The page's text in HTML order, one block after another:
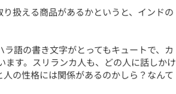
扱える商品があるかというと、インドの
語の書き文字がとってもキュートで、カ
す。スリランカ人も、どの人に話しかけ
の性格には関係があるのかしら？なんて